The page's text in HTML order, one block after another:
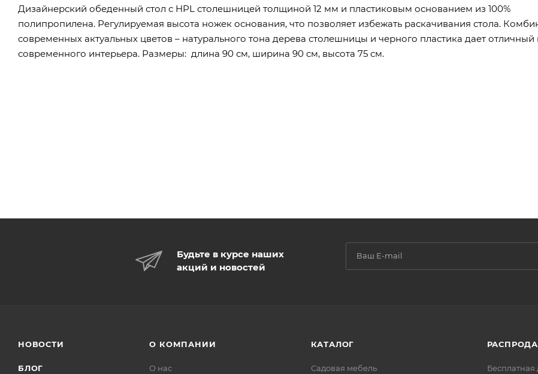
Дизайнерский обеденный стол с HPL столешницей толщиной 12 мм и пластиковым основанием из 100%
полипропилена. Регулируемая высота ножек основания, что позволяет избежать раскачивания стола.
современных актуальных цветов – натурального тона дерева столешницы и черного пластика дает
современного интерьера. Размеры: длина 90 см, ширина 90 см, высота 75 см.
Будьте в курсе наших
акций и новостей
НОВОСТИ
БЛОГ
О КОМПАНИИ
О нас
КАТАЛОГ
Садовая мебель
Бесплатная